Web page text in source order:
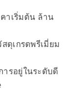
าเริ่มต้น ล้าน
ดุเกรดพรีเมี่ยม
รอยู่ในระดับดี